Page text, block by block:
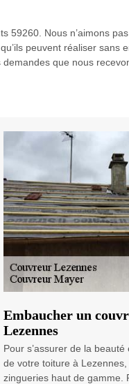
59260. Nous n’aimons
peuvent réaliser sans
que nous
Embaucher un
Lezennes
Pour s’assurer de la beauté
de votre toiture à
zingueries haut de gamme.